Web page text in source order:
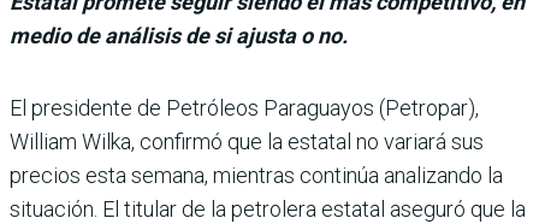
medio de análisis de si ajusta o no.
El presidente de Petróleos Paraguayos (Petropar),
William Wilka, confirmó que la estatal no variará sus
precios esta semana, mien­tras continúa analizando la
situación. El titular de la petrolera estatal aseguró que la